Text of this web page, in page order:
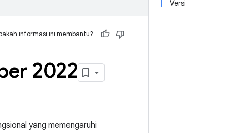
Versi
informasi ini membantu?
2022
yang memengaruhi